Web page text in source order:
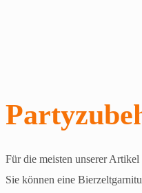
Für die meisten unserer
Sie können eine